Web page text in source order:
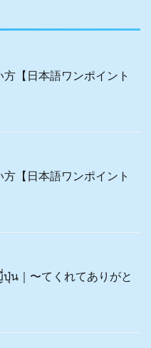
方【日本語ワンポイント
方【日本語ワンポイント
｜〜てくれてありがと